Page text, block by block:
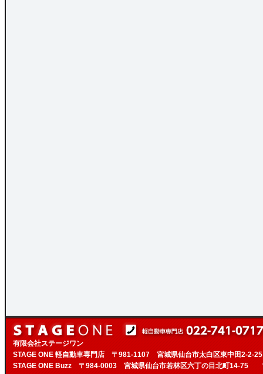
有限会社ステージワン
STAGE ONE 軽自動車専門店 〒981-1107 宮城県仙台市太白区東中田2-
STAGE ONE Buzz 〒984-0003 宮城県仙台市若林区六丁の目北町14-75